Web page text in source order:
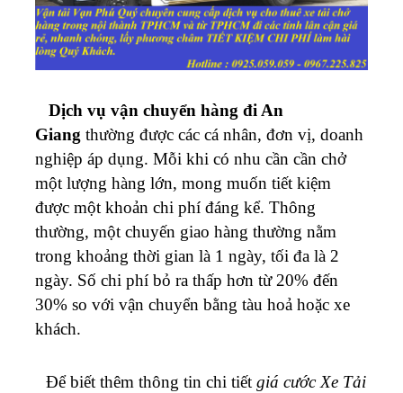
Dịch vụ vận chuyển hàng đi An
Giang thường được các cá nhân, đơn vị, doanh
nghiệp áp dụng. Mỗi khi có nhu cần cần chở
một lượng hàng lớn, mong muốn tiết kiệm
được một khoản chi phí đáng kể. Thông
thường, một chuyến giao hàng thường nằm
trong khoảng thời gian là 1 ngày, tối đa là 2
ngày. Số chi phí bỏ ra thấp hơn từ 20% đến
30% so với vận chuyển bằng tàu hoả hoặc xe
khách.
Để biết thêm thông tin chi tiết giá cước Xe Tải